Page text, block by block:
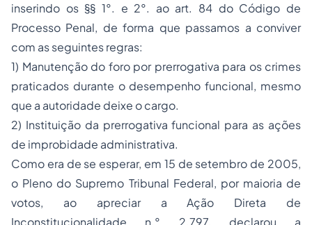
inserindo os §§ 1°. e 2°. ao art. 84 do Código de
Processo Penal, de forma que passamos a conviver
com as seguintes regras:
1) Manutenção do foro por prerrogativa para os crimes
praticados durante o desempenho funcional, mesmo
que a autoridade deixe o cargo.
2) Instituição da prerrogativa funcional para as ações
de improbidade administrativa.
Como era de se esperar, em 15 de setembro de 2005,
o Pleno do Supremo Tribunal Federal, por maioria de
votos, ao apreciar a Ação Direta de
Inconstitucionalidade n.° 2.797, declarou a